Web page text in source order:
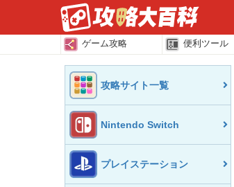
ゲーム攻略 便利ツール
攻略サイト一覧
Nintendo Switch
プレイステーション